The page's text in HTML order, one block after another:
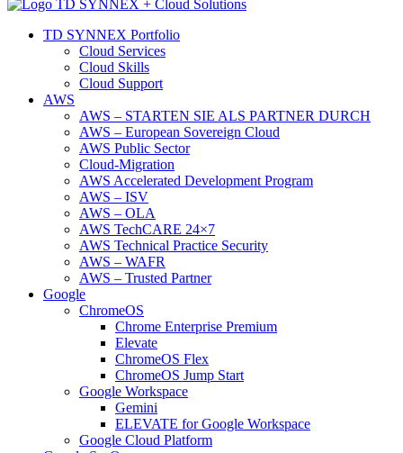
TD SYNNEX Portfolio
Cloud Services
Cloud Skills
Cloud Support
AWS
AWS – STARTEN SIE ALS PARTNER DURCH
AWS – European Sovereign Cloud
AWS Public Sector
Cloud-Migration
AWS Accelerated Development Program
AWS – ISV
AWS – OLA
AWS TechCARE 24×7
AWS Technical Practice Security
AWS – WAFR
AWS – Trusted Partner
Google
ChromeOS
Chrome Enterprise Premium
Elevate
ChromeOS Flex
ChromeOS Jump Start
Google Workspace
Gemini
ELEVATE for Google Workspace
Google Cloud Platform